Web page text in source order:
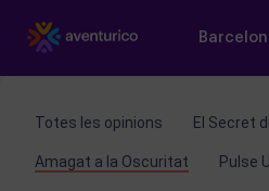
Totes les opinions El Secret
Amagat a la Oscuritat Pulse